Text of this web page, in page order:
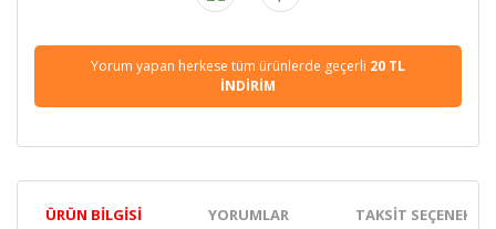
Yorum yapan herkese tüm ürünlerde geçerli 20 TL
İNDİRİM
ÜRÜN BILGISI YORUMLAR TAKSIT